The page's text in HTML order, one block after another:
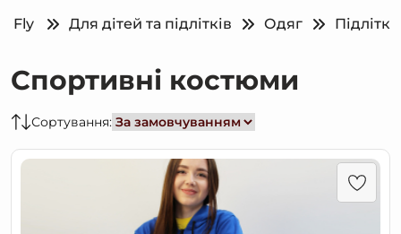
Fly Для дітей та підлітків Одяг
Спортивні костюми
Сортування: